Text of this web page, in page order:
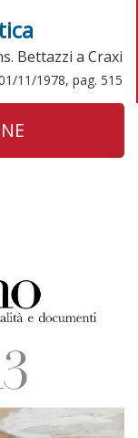
Bettazzi a Craxi
11/1978, pag. 515